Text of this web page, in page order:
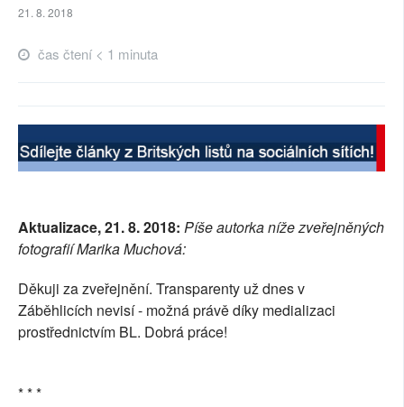
PLNÁ VERZE STRÁNEK
21. 8. 2018
čas čtení < 1 minuta
Aktualizace, 21. 8. 2018: Píše autorka níže zveřejněných
fotografií Marika Muchová:
Děkuji za zveřejnění. Transparenty už dnes v
Záběhlicích nevisí - možná právě díky medializaci
prostřednictvím BL. Dobrá práce!
* * *